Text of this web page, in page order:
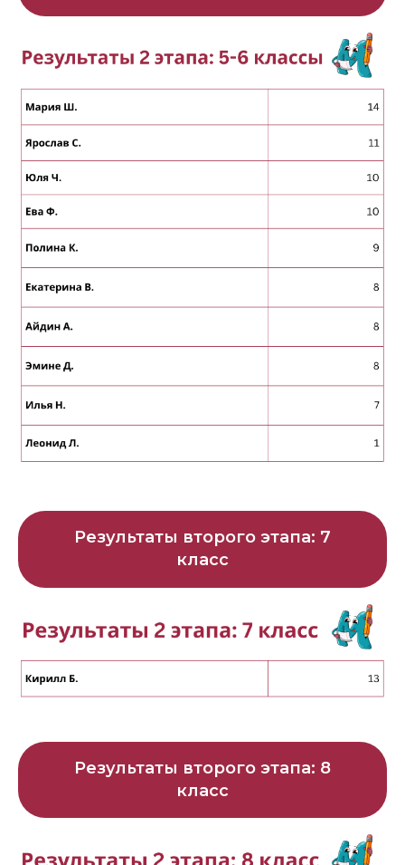
Результаты второго этапа: 7
класс
Результаты второго этапа: 8
класс